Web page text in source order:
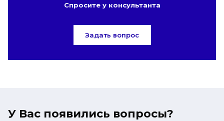
Спросите у консультанта
Задать вопрос
У Вас появились вопросы?